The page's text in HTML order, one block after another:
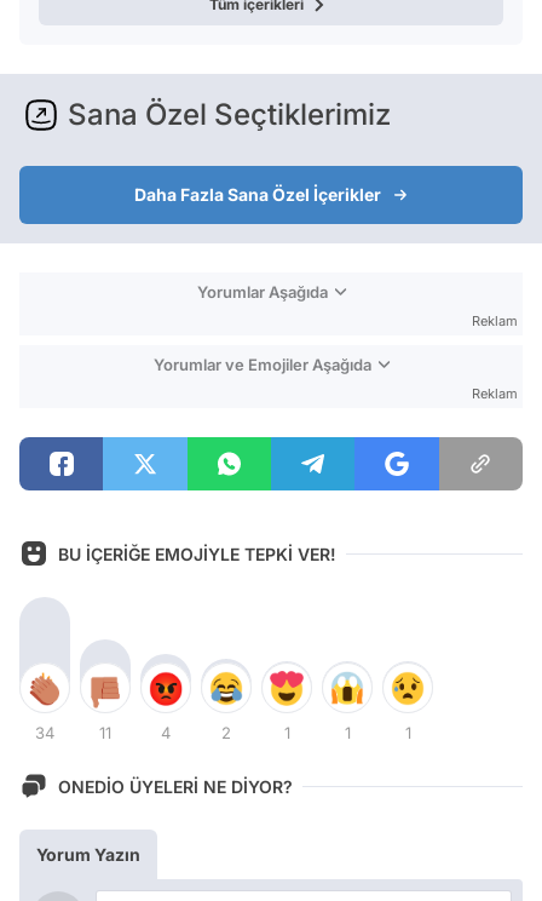
Tüm içerikleri
Sana Özel Seçtiklerimiz
Daha Fazla Sana Özel İçerikler
Yorumlar Aşağıda
Reklam
Yorumlar ve Emojiler Aşağıda
Reklam
BU İÇERİĞE EMOJİYLE TEPKİ VER!
34 11 4 2 1 1 1
ONEDİO ÜYELERİ NE DİYOR?
Yorum Yazın